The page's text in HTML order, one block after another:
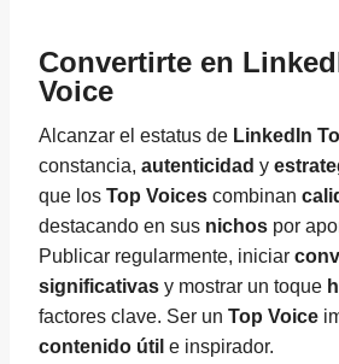
Convertirte en
Voice
Alcanzar el estatus de LinkedIn
constancia, autenticidad y
que los Top Voices combinan
destacando en sus nichos por
Publicar regularmente, iniciar
significativas y mostrar un toque
factores clave. Ser un Top Voice
contenido útil e inspirador.